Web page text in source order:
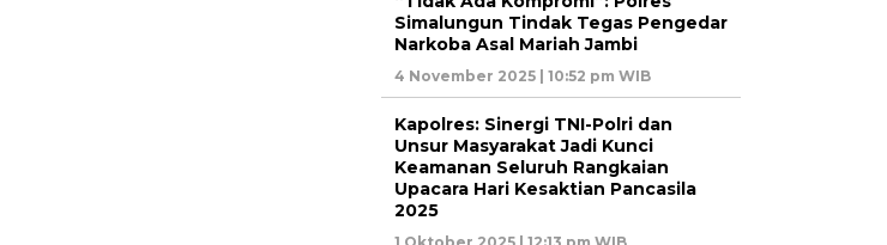
Simalungun Tindak Tegas Pengedar
Narkoba Asal Mariah Jambi
4 November 2025 | 10:52 pm WIB
Kapolres: Sinergi TNI-Polri dan
Unsur Masyarakat Jadi Kunci
Keamanan Seluruh Rangkaian
Upacara Hari Kesaktian Pancasila
2025